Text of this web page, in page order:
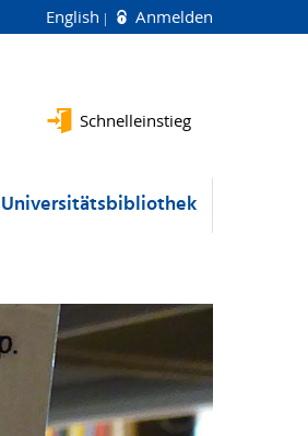
English Anmelden
Schnelleinstieg
Universitätsbibliothek